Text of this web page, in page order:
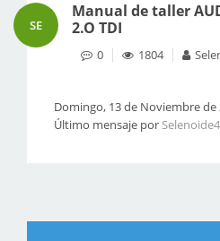
SE
Manual de taller
2.O TDI
0 1804
Domingo, 13 de Noviembre de
Último mensaje por